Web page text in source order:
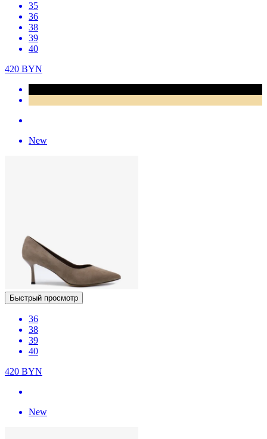
35
36
38
39
40
420 BYN
New
Быстрый просмотр
36
38
39
40
420 BYN
New